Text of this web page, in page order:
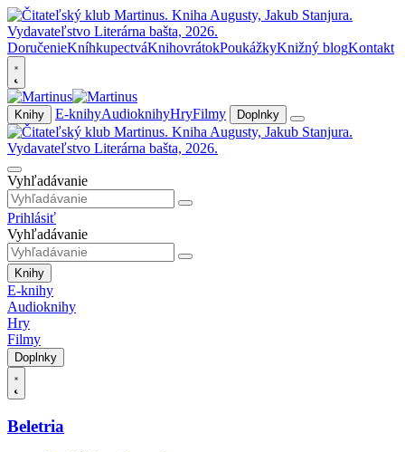
DoručenieKníhkupectváKnihovrátokPoukážkyKnižný blogKontakt
Knihy E-knihyAudioknihyHryFilmy Doplnky
Vyhľadávanie
Prihlásiť
Vyhľadávanie
Knihy
E-knihy
Audioknihy
Hry
Filmy
Doplnky
Beletria